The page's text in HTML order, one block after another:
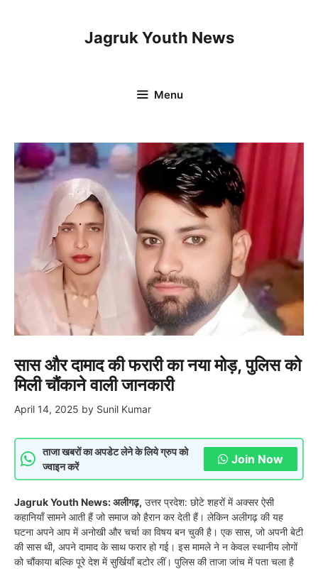
Jagruk Youth News
Menu
सास और दामाद की फरारी का नया मोड़, पुलिस को
मिली चौंकाने वाली जानकारी
April 14, 2025 by Sunil Kumar
ताजा खबरों का अपडेट लेने के लिये ग्रुप को
ज्वाइन करें
Join Now
Jagruk Youth News: अलीगढ़, उत्तर प्रदेश: छोटे शहरों में अक्सर ऐसी
कहानियाँ सामने आती हैं जो समाज को हैरान कर देती हैं। लेकिन अलीगढ़ की यह
घटना अपने आप में अनोखी और चर्चा का विषय बन चुकी है। एक सास, जो अपनी बेटी
की सास थी, अपने दामाद के साथ फरार हो गई। इस मामले ने न केवल स्थानीय लोगों
को चौंकाया बल्कि पूरे देश में सुर्खियाँ बटोर लीं। पुलिस की ताजा जांच में पता चला है